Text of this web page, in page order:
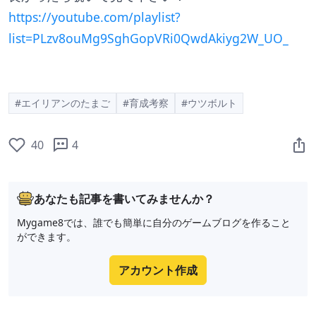
https://youtube.com/playlist?
list=PLzv8ouMg9SghGopVRi0QwdAkiyg2W_UO_
#エイリアンのたまご #育成考察 #ウツボルト
40 4
あなたも記事を書いてみませんか？
Mygame8では、誰でも簡単に自分のゲームブログを作ること
ができます。
アカウント作成